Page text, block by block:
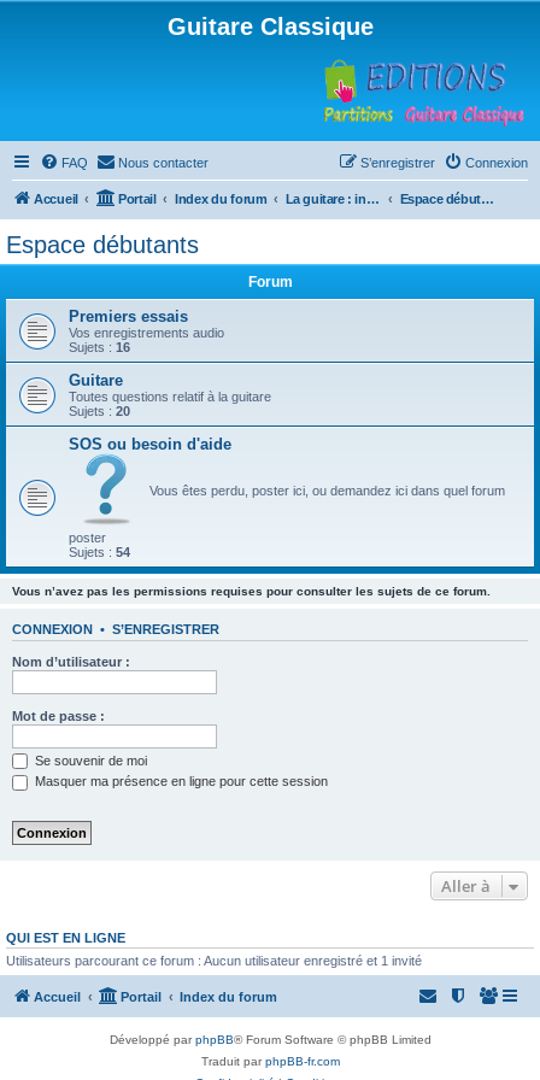
Guitare Classique
FAQ Nous contacter Connexion
S’enregistrer
Accueil Portail Index du forum La guitare : instrument, cours et théorie Espace débutants
Espace débutants
Forum
Premiers essais
Vos enregistrements audio
Sujets : 16
Guitare
Toutes questions relatif à la guitare
Sujets : 20
SOS ou besoin d'aide
Vous êtes perdu, poster ici, ou demandez ici dans quel forum
poster
Sujets : 54
Vous n’avez pas les permissions requises pour consulter les sujets de ce forum.
CONNEXION • S’ENREGISTRER
Nom d’utilisateur :
Mot de passe :
Se souvenir de moi
Masquer ma présence en ligne pour cette session
Aller à
QUI EST EN LIGNE
Utilisateurs parcourant ce forum : Aucun utilisateur enregistré et 1 invité
Accueil Portail Index du forum
Développé parphpBB® Forum Software © phpBB Limited
Traduit parphpBB-fr.com